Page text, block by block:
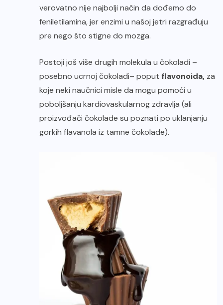
verovatno nije najbolji način da dođemo do
feniletilamina, jer enzimi u našoj jetri razgrađuju
pre nego što stigne do mozga.
Postoji još više drugih molekula u čokoladi –
posebno ucrnoj čokoladi– poput flavonoida, za
koje neki naučnici misle da mogu pomoći u
poboljšanju kardiovaskularnog zdravlja (ali
proizvođači čokolade su poznati po uklanjanju
gorkih flavanola iz tamne čokolade).